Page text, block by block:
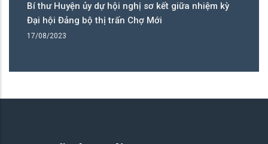
Bí thư Huyện ủy dự hội nghị sơ kết giữa nhiệm kỳ
Đại hội Đảng bộ thị trấn Chợ Mới
17/08/2023